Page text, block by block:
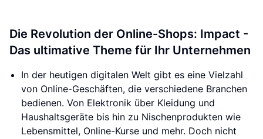
Die Revolution der Online-Shops: Impact -
Das ultimative Theme für Ihr Unternehmen
In der heutigen digitalen Welt gibt es eine Vielzahl
von Online-Geschäften, die verschiedene Branchen
bedienen. Von Elektronik über Kleidung und
Haushaltsgeräte bis hin zu Nischenprodukten wie
Lebensmittel, Online-Kurse und mehr. Doch nicht